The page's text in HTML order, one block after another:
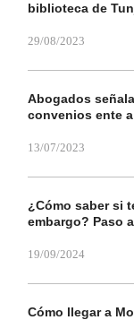
biblioteca de
29/08/2023
Abogados
convenios ente
13/07/2023
¿Cómo saber si
embargo? Paso
19/09/2024
Cómo llegar a